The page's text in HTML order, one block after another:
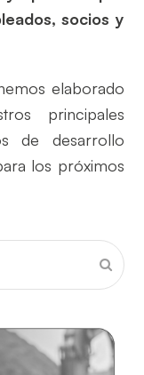
socios y
elaborado
principales
de desarrollo
los próximos